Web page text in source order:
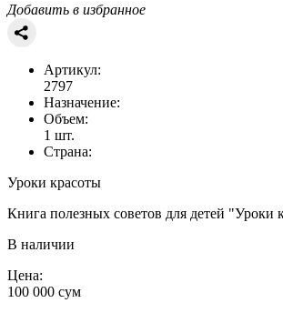
Добавить в избранное
Артикул:
2797
Назначение:
Объем:
1 шт.
Страна:
Уроки красоты
Книга полезных советов для детей
В наличии
Цена:
100 000 сум